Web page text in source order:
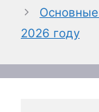
2026 году